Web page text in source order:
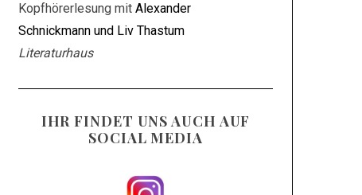
Kopfhörerlesung mit Alexander
Schnickmann und Liv Thastum
Literaturhaus
IHR FINDET UNS AUCH AUF
SOCIAL MEDIA